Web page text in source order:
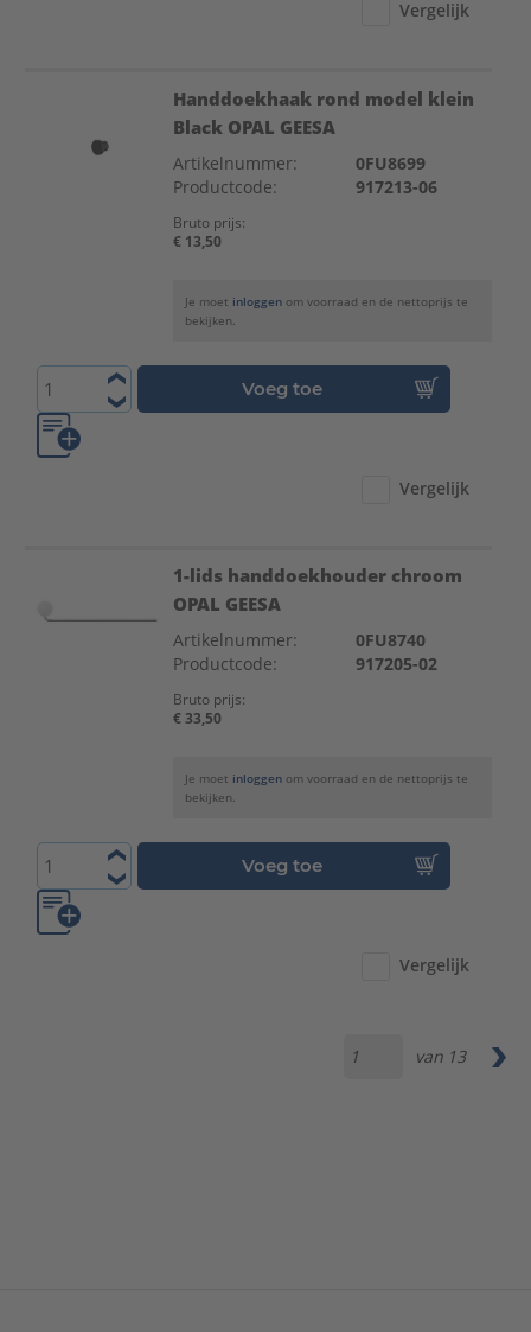
Vergelijk
Handdoekhaak rond model klein
Black OPAL GEESA
Artikelnummer:
0FU8699
Productcode:
917213-06
Bruto prijs:
€ 13,50
Je moet inloggen om voorraad en de nettoprijs te
bekijken.
Voeg toe
Vergelijk
1-lids handdoekhouder chroom
OPAL GEESA
Artikelnummer:
0FU8740
Productcode:
917205-02
Bruto prijs:
€ 33,50
Je moet inloggen om voorraad en de nettoprijs te
bekijken.
Voeg toe
Vergelijk
van 13